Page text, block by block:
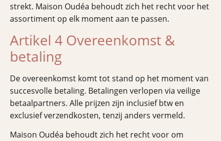
strekt. Maison Oudéa behoudt zich het recht voor het
assortiment op elk moment aan te passen.
Artikel 4 Overeenkomst &
betaling
De overeenkomst komt tot stand op het moment van
succesvolle betaling. Betalingen verlopen via veilige
betaalpartners. Alle prijzen zijn inclusief btw en
exclusief verzendkosten, tenzij anders vermeld.
Maison Oudéa behoudt zich het recht voor om